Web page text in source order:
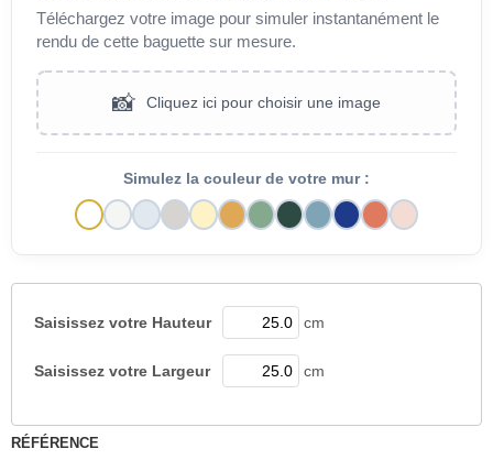
Téléchargez votre image pour simuler instantanément le
rendu de cette baguette sur mesure.
📸 Cliquez ici pour choisir une image
Simulez la couleur de votre mur :
Saisissez votre Hauteur cm
Saisissez votre Largeur cm
RÉFÉRENCE